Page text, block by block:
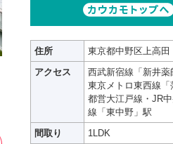
住所
東京都中野区上高田
アクセス
西武新宿線「新井薬
東京メトロ東西線「
都営大江戸線・JR
線「東中野」駅
間取り
1LDK